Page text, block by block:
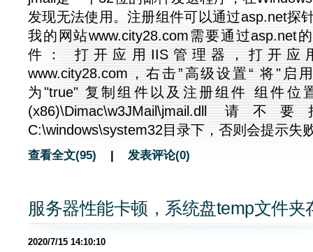
发现无法使用。注册组件可以通过asp.net探
我的网站www.city28.com需要通过asp.net
件： 打开应用IIS管理器，打开应
www.city28.com，右击”高级设置“ 将"启
为"true" 复制组件以及注册组件 组件位
(x86)\Dimac\w3JMail\jmail.dll 请
C:\windows\system32目录下，否则会提示失
查看全文(95) | 发表评论(0)
服务器性能卡顿，系统盘temp文件夹
2020/7/15 14:10:10